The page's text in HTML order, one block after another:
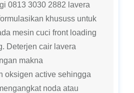
0813 3030 2882 lavera
khususs untuk
mesin cuci front loading
Deterjen cair lavera
makna
oksigen active sehingga
noda atau